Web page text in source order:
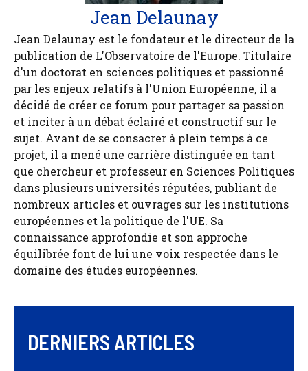
Jean Delaunay
Jean Delaunay est le fondateur et le directeur de la
publication de L'Observatoire de l'Europe. Titulaire
d'un doctorat en sciences politiques et passionné
par les enjeux relatifs à l'Union Européenne, il a
décidé de créer ce forum pour partager sa passion
et inciter à un débat éclairé et constructif sur le
sujet. Avant de se consacrer à plein temps à ce
projet, il a mené une carrière distinguée en tant
que chercheur et professeur en Sciences Politiques
dans plusieurs universités réputées, publiant de
nombreux articles et ouvrages sur les institutions
européennes et la politique de l'UE. Sa
connaissance approfondie et son approche
équilibrée font de lui une voix respectée dans le
domaine des études européennes.
DERNIERS ARTICLES